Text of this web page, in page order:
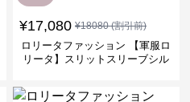
¥17,080 ¥18080(割引前)
ロリータファッション 【軍服ロ
リータ】スリットスリーブシル